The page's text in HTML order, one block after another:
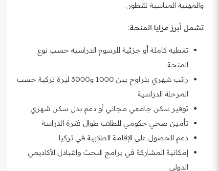
والمهنية المناسبة للتطور.
تشمل أبرز مزايا المنحة:
تغطية كاملة أو جزئية للرسوم الدراسية حسب نوع
المنحة
راتب شهري يتراوح بين 1000 و3000 ليرة تركية حسب
المرحلة الدراسية
توفير سكن جامعي مجاني أو دعم بدل سكن شهري
تأمين صحي حكومي للطلاب طوال فترة الدراسة
دعم للحصول على الإقامة الطلابية في تركيا
إمكانية المشاركة في برامج البحث والتبادل الأكاديمي
الدولي